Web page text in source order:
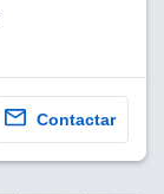
Contactar